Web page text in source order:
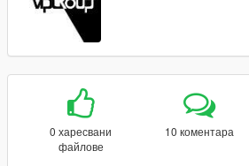
0 харесвани
файлове
10 коментара